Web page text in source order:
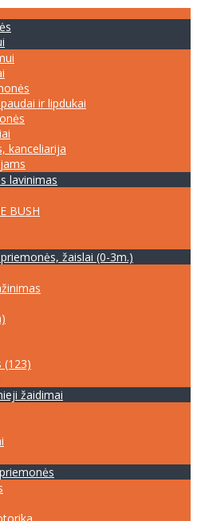
ir lipdukai
kanceliarija
lavinimas
BUSH
žaislai (0-3m.)
(123)
žaidimai